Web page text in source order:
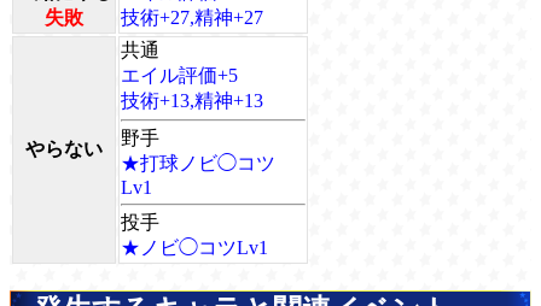
失敗
技術+27,精神+27
やらない
共通
エイル評価+5
技術+13,精神+13
野手
★打球ノビ◯コツ
Lv1
投手
★ノビ◯コツLv1